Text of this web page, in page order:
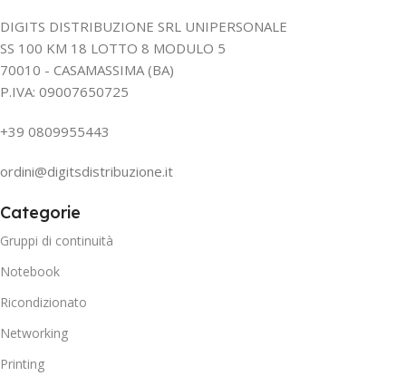
DIGITS DISTRIBUZIONE SRL UNIPERSONALE
SS 100 KM 18 LOTTO 8 MODULO 5
70010 - CASAMASSIMA (BA)
P.IVA: 09007650725
+39 0809955443
ordini@digitsdistribuzione.it
Categorie
Gruppi di continuità
Notebook
Ricondizionato
Networking
Printing